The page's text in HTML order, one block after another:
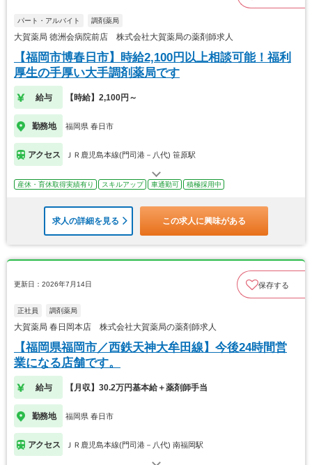
パート・アルバイト 調剤薬局
大賀薬局 徳洲会病院前店 株式会社大賀薬局の薬剤師求人
【福岡市博春日市】時給2,100円以上相談可能！福利
厚生の手厚い大手調剤薬局です
給与 【時給】2,100円～
勤務地 福岡県 春日市
アクセス ＪＲ鹿児島本線(門司港－八代) 笹原駅
産休・育休取得実績有り スキルアップ 車通勤可 積極採用中
求人の詳細を見る この求人に興味がある
更新日：2026年7月14日 保存する
正社員 調剤薬局
大賀薬局 春日岡本店 株式会社大賀薬局の薬剤師求人
【福岡県福岡市／西鉄天神大牟田線】今後24時間営
業になる店舗です。
給与 【月収】30.2万円基本給＋薬剤師手当
勤務地 福岡県 春日市
アクセス ＪＲ鹿児島本線(門司港－八代) 南福岡駅